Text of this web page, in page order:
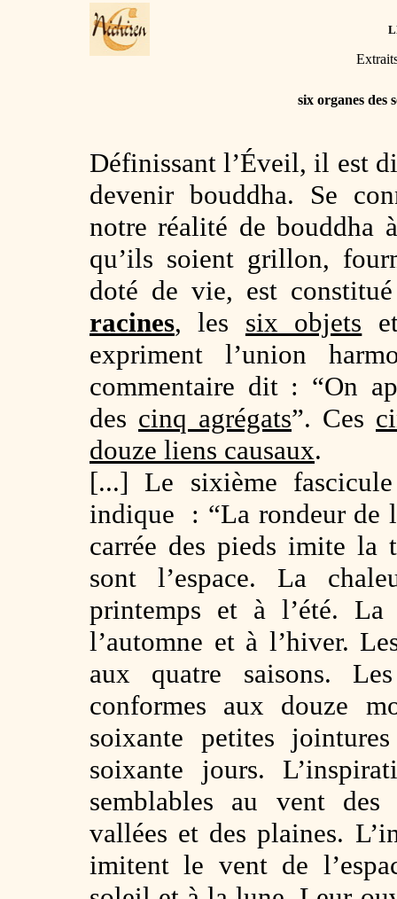
six organes des
Définissant l’Éveil, il est
devenir bouddha. Se
notre réalité de bouddha
qu’ils soient grillon,
doté de vie, est
racines, les six objets
expriment l’union
commentaire dit : “On
des cinq agrégats”. Ces
douze liens causaux.
[...] Le sixième
indique : “La rondeur de
carrée des pieds imite la
sont l’espace. La
printemps et à l’été.
l’automne et à l’hiver.
aux quatre saisons.
conformes aux douze
soixante petites
soixante jours.
semblables au vent des
vallées et des plaines.
imitent le vent de